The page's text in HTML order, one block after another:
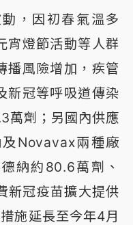
，因初春氣溫多
宵燈節活動等人群
播風險增加，疾管
新冠等呼吸道傳染
萬劑；另國內供應
Novavax兩種廠
納約80.6萬劑、
新冠疫苗擴大提供
施延長至今年4月